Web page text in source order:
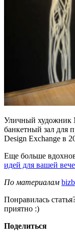
Уличный художник
банкетный зал для
Design Exchange в
Еще больше
идей для вашей
По материалам
Понравилась
приятно :)
Поделиться